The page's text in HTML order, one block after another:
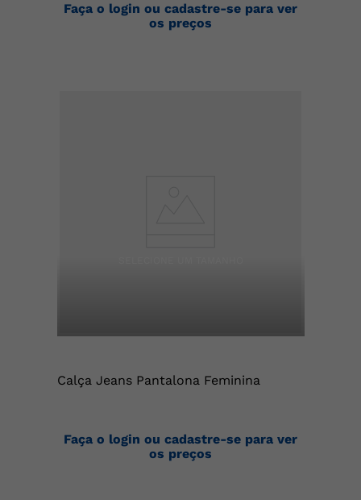
Faça o login ou cadastre-se para ver
os preços
Calça Jeans Pantalona Feminina
Faça o login ou cadastre-se para ver
os preços